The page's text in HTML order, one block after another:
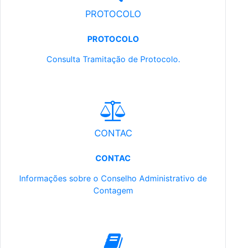
PROTOCOLO
PROTOCOLO
Consulta Tramitação de Protocolo.
CONTAC
CONTAC
Informações sobre o Conselho Administrativo de
Contagem